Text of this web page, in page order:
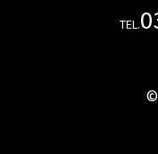
TEL.